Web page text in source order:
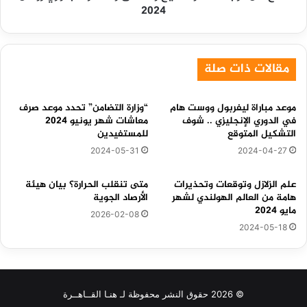
2024
مقالات ذات صلة
موعد مباراة ليفربول ووست هام
في الدوري الإنجليزي .. شوف
التشكيل المتوقع
2024-04-27
“وزارة التضامن” تحدد موعد صرف
معاشات شهر يونيو 2024
للمستفيدين
2024-05-31
علم الزلازل وتوقعات وتحذيرات
هامة من العالم الهولندي لشهر
مايو 2024
2024-05-18
متى تنقلب الحرارة؟ بيان هيئة
الأرصاد الجوية
2026-02-08
© 2026 حقوق النشر محفوظة لـ هنـا القــاهــرة